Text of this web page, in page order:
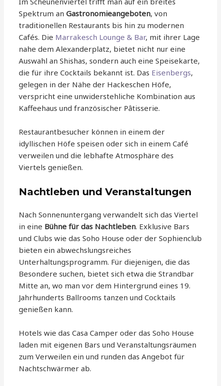
Spektrum anGastronomieangeboten, von
traditionellen Restaurants bis hin zu modernen
Cafés. Die Marrakesch Lounge & Bar, mit ihrer Lage
nahe dem Alexanderplatz, bietet nicht nur eine
Auswahl an Shishas, sondern auch eine Speisekarte,
die für ihre Cocktails bekannt ist. Das Eisenbergs,
gelegen in der Nähe der Hackeschen Höfe,
verspricht eine unwiderstehliche Kombination aus
Kaffeehaus und französischer Pâtisserie.
Restaurantbesucher können in einem der
idyllischen Höfe speisen oder sich in einem Café
verweilen und die lebhafte Atmosphäre des
Viertels genießen.
Nachtleben und Veranstaltungen
Nach Sonnenuntergang verwandelt sich das Viertel
in eine Bühne für das Nachtleben. Exklusive Bars
und Clubs wie das Soho House oder der Sophienclub
bieten ein abwechslungsreiches
Unterhaltungsprogramm. Für diejenigen, die das
Besondere suchen, bietet sich etwa die Strandbar
Mitte an, wo man vor dem Hintergrund eines 19.
Jahrhunderts Ballrooms tanzen und Cocktails
genießen kann.
Hotels wie das Casa Camper oder das Soho House
laden mit eigenen Bars und Veranstaltungsräumen
zum Verweilen ein und runden das Angebot für
Nachtschwärmer ab.